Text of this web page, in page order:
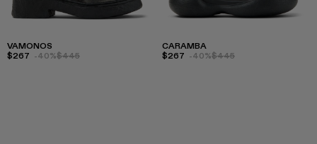
VAMONOS
$267 -40%$445
CARAMBA
$267 -40%$445